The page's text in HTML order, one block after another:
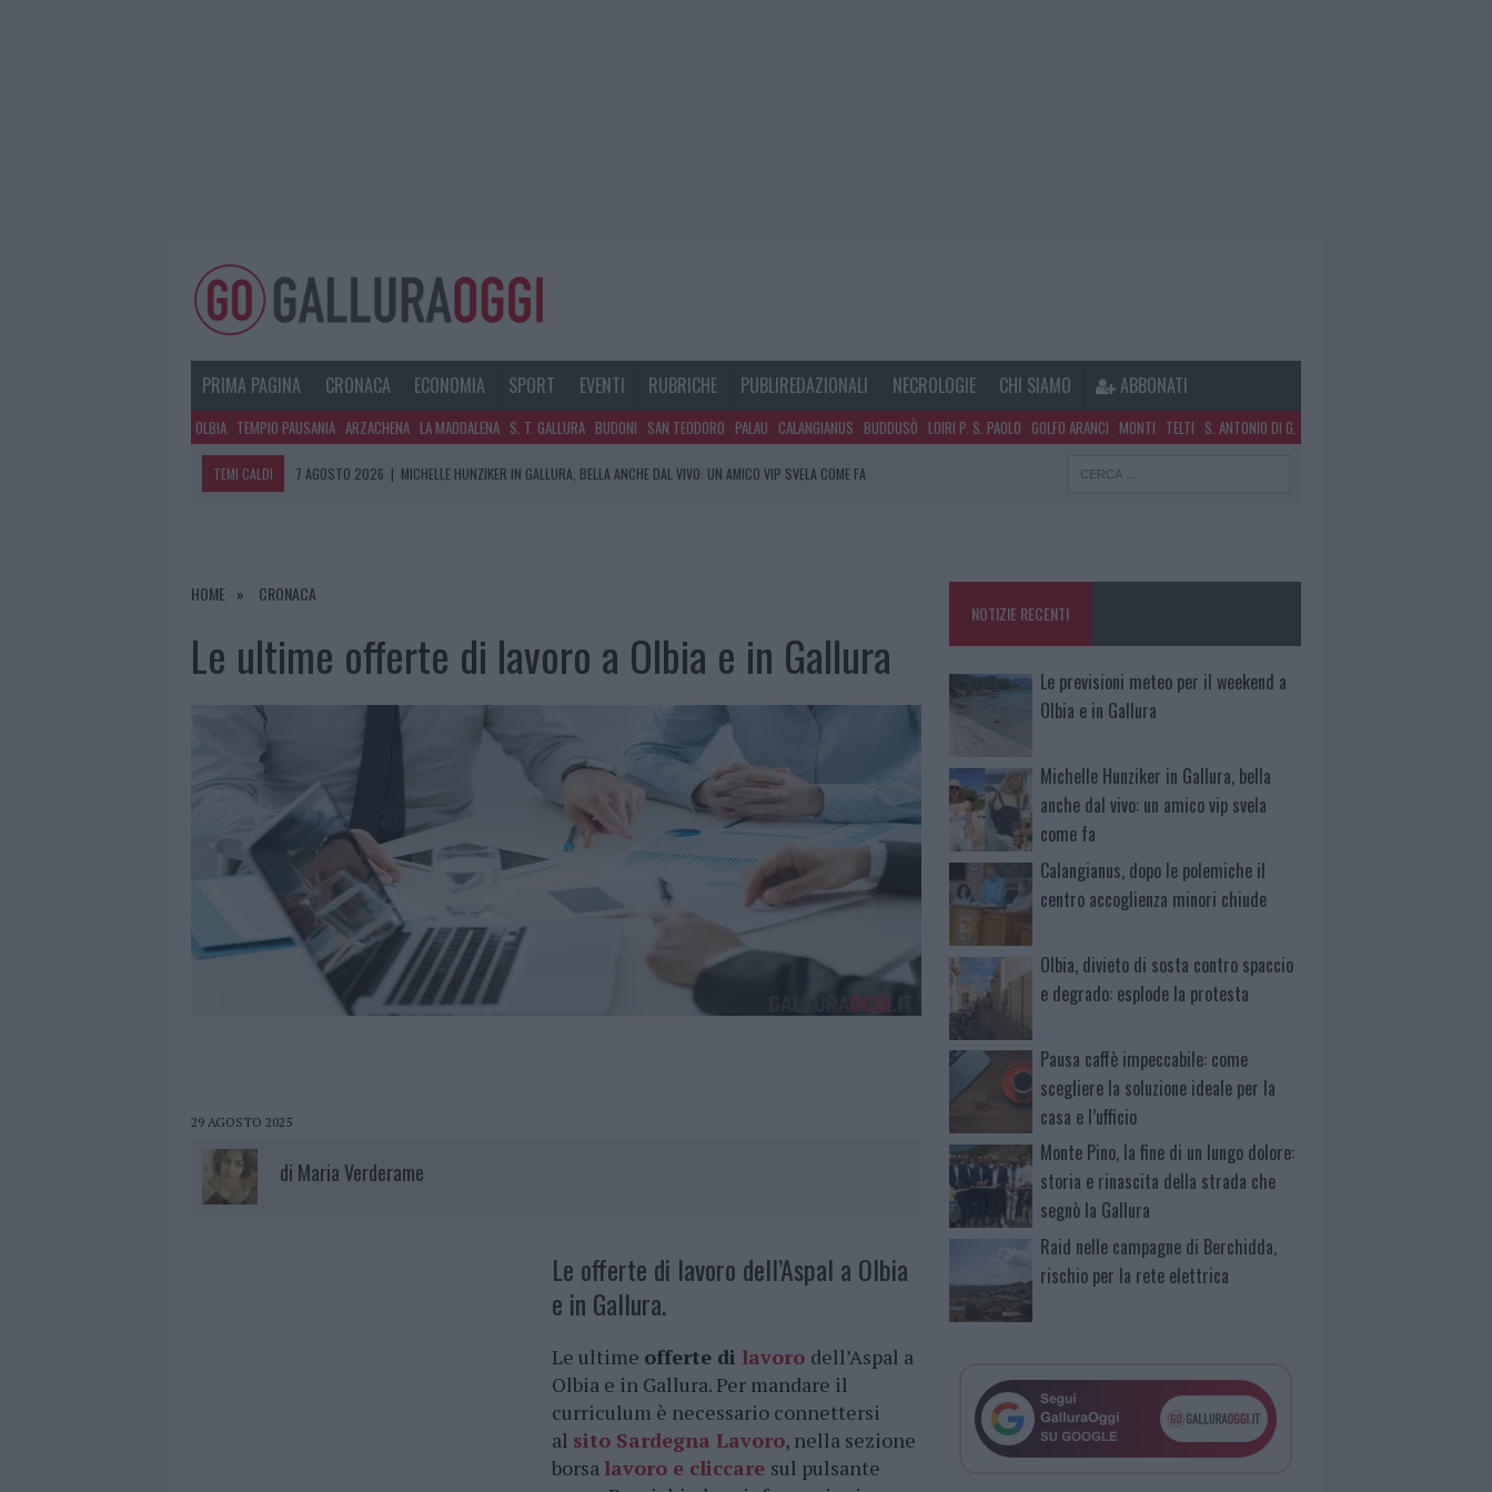
PRIMA PAGINA CRONACA ECONOMIA SPORT EVENTI RUBRICHE PUBLIREDAZIONALI NECROLOGIE CHI SIAMO ABBONATI
OLBIA TEMPIO PAUSANIA ARZACHENA LA MADDALENA S. T. GALLURA BUDONI SAN TEODORO PALAU CALANGIANUS BUDDUSÒ LOIRI P. S. PAOLO GOLFO ARANCI MONTI TELTI S. ANTONIO DI G.
TEMI CALDI 7 AGOSTO 2026 | MICHELLE HUNZIKER IN GALLURA, BELLA ANCHE DAL VIVO: UN AMICO VIP SVELA COME FA
7 AGOSTO 2026
|
HOME CRONACA
Le ultime offerte di lavoro a Olbia e in Gallura
29 AGOSTO 2025
di Maria Verderame
Le offerte di lavoro dell’Aspal a Olbia
e in Gallura.
Le ultime offerte di lavoro dell’Aspal a
Olbia e in Gallura. Per mandare il
curriculum è necessario connettersi
al sito Sardegna Lavoro, nella sezione
borsa lavoro e cliccare sul pulsante
NOTIZIE RECENTI
Le previsioni meteo per il weekend a
Olbia e in Gallura
Michelle Hunziker in Gallura, bella
anche dal vivo: un amico vip svela
come fa
Calangianus, dopo le polemiche il
centro accoglienza minori chiude
Olbia, divieto di sosta contro spaccio
e degrado: esplode la protesta
Pausa caffè impeccabile: come
scegliere la soluzione ideale per la
casa e l’ufficio
Monte Pino, la fine di un lungo dolore:
storia e rinascita della strada che
segnò la Gallura
Raid nelle campagne di Berchidda,
rischio per la rete elettrica